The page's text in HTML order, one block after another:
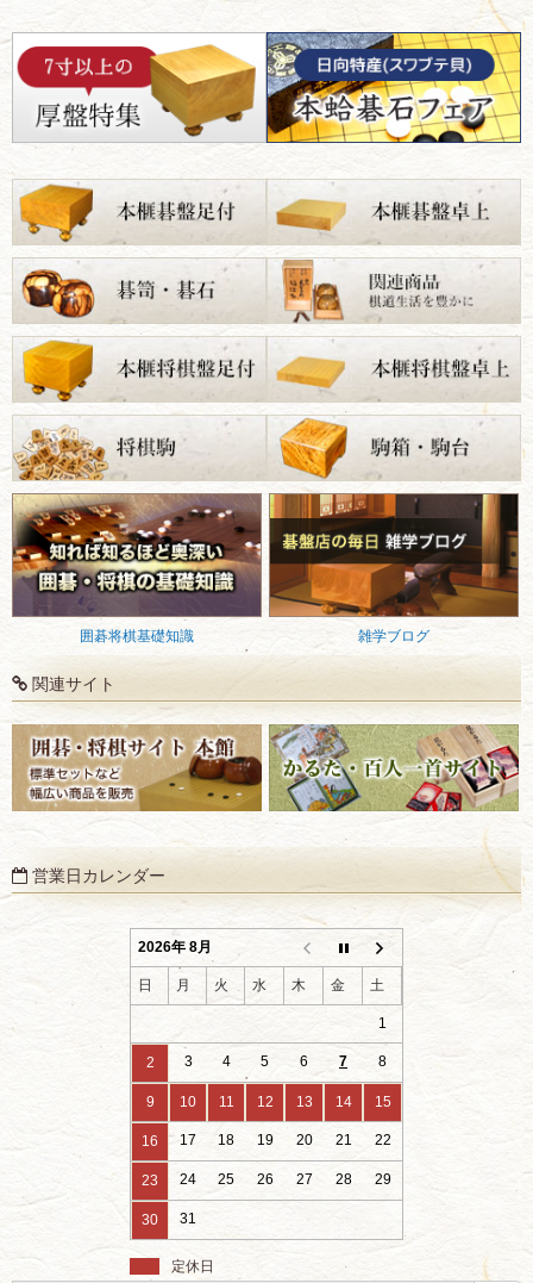
囲碁将棋基礎知識 雑学ブログ
関連サイト
営業日カレンダー
2026年 8月
日 月 火 水 木 金 土
1
2 3 4 5 6 7 8
9 10 11 12 13 14 15
16 17 18 19 20 21 22
23 24 25 26 27 28 29
30 31
定休日